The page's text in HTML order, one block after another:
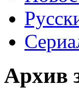
Архив